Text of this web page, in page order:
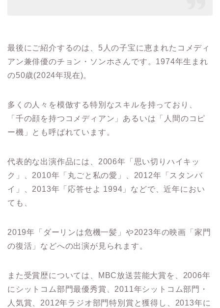
最後にご紹介するのは、5人の子宝に恵まれたコメディ
アン兼俳優のチョン・ソンホさんです。1974年生まれ
の50歳(2024年現在)。
多くの人々を模倣する特別なスキルを持っており、
「千の顔を持つコメディアン」あるいは「人間のコピ
ー機」とも呼ばれています。
代表的な出演作品には、2006年「思い切りハイキッ
ク」、2010年「丸ごと私の愛」、2012年「スタンバ
イ」、2013年「応答せよ 1994」などで、近年におい
ても、
2019年「ダーリンは危機一髪」や2023年の映画「家門
の復活」などへの出演が見られます。
また受賞歴については、MBC放送芸能大賞を、2006年
にシットコム部門最優秀賞、2011年シットコム部門・
人気賞、2012年ラジオ部門特別賞と獲得し、2013年に